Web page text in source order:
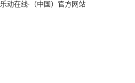
乐动在线·（中国）官方网站